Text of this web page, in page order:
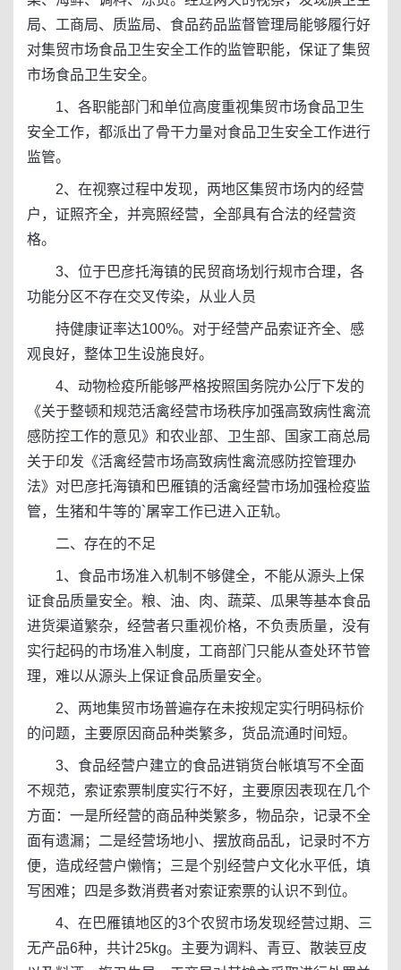
局、工商局、质监局、食品药品监督管理局能够履行好
对集贸市场食品卫生安全工作的监管职能，保证了集贸
市场食品卫生安全。
1、各职能部门和单位高度重视集贸市场食品卫生
安全工作，都派出了骨干力量对食品卫生安全工作进行
监管。
2、在视察过程中发现，两地区集贸市场内的经营
户，证照齐全，并亮照经营，全部具有合法的经营资
格。
3、位于巴彦托海镇的民贸商场划行规市合理，各
功能分区不存在交叉传染，从业人员
持健康证率达100%。对于经营产品索证齐全、感
观良好，整体卫生设施良好。
4、动物检疫所能够严格按照国务院办公厅下发的
《关于整顿和规范活禽经营市场秩序加强高致病性禽流
感防控工作的意见》和农业部、卫生部、国家工商总局
关于印发《活禽经营市场高致病性禽流感防控管理办
法》对巴彦托海镇和巴雁镇的活禽经营市场加强检疫监
管，生猪和牛等的`屠宰工作已进入正轨。
二、存在的不足
1、食品市场准入机制不够健全，不能从源头上保
证食品质量安全。粮、油、肉、蔬菜、瓜果等基本食品
进货渠道繁杂，经营者只重视价格，不负责质量，没有
实行起码的市场准入制度，工商部门只能从查处环节管
理，难以从源头上保证食品质量安全。
2、两地集贸市场普遍存在未按规定实行明码标价
的问题，主要原因商品种类繁多，货品流通时间短。
3、食品经营户建立的食品进销货台帐填写不全面
不规范，索证索票制度实行不好，主要原因表现在几个
方面：一是所经营的商品种类繁多，物品杂，记录不全
面有遗漏；二是经营场地小、摆放商品乱，记录时不方
便，造成经营户懒惰；三是个别经营户文化水平低，填
写困难；四是多数消费者对索证索票的认识不到位。
4、在巴雁镇地区的3个农贸市场发现经营过期、三
无产品6种，共计25kg。主要为调料、青豆、散装豆皮